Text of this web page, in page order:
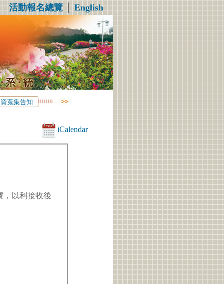
活動報名總覽│English
蒐集告知
iCalendar
，以利接收後